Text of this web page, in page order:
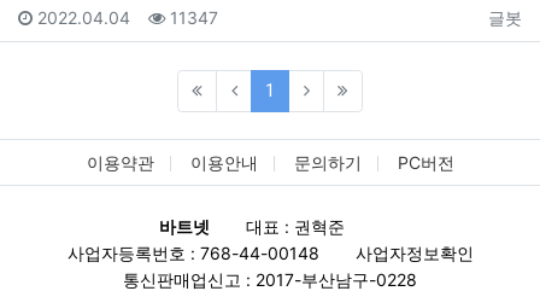
등록자
글봇
등록일
2022.04.04 조회
11347
1 (current)
이용약관 이용안내 문의하기 PC버전
바트넷
대표 : 권혁준
사업자등록번호 : 768-44-00148
사업자정보확인
통신판매업신고 : 2017-부산남구-0228